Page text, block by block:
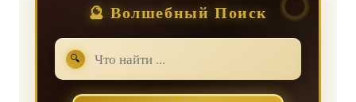
🔮 Волшебный Поиск
🔍